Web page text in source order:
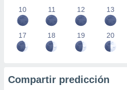
10 11 12 13
17 18 19 20
Compartir predicción